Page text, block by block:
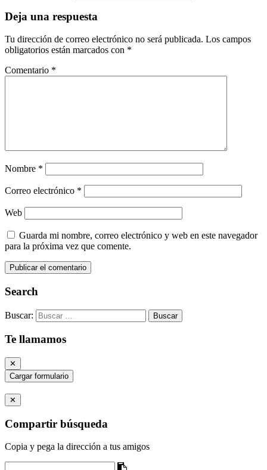
Deja una respuesta
Tu dirección de correo electrónico no será publicada. Los campos
obligatorios están marcados con *
Comentario *
Nombre *
Correo electrónico *
Web
Guarda mi nombre, correo electrónico y web en este navegador
para la próxima vez que comente.
Search
Buscar:
Te llamamos
✕
Cargar formulario
✕
Compartir búsqueda
Copia y pega la dirección a tus amigos